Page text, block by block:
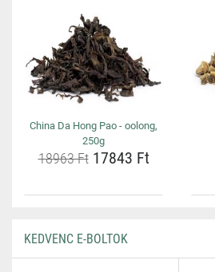
China Da Hong Pao - oolong,
250g
18963 Ft17843 Ft
KEDVENC E-BOLTOK